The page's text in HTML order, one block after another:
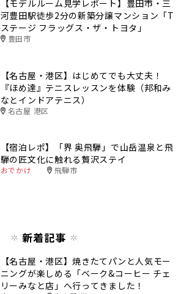
【モデルルーム見学レポート】豊田市・三
河豊田駅徒歩2分の新築分譲マンション「T
ステージ フラッグス・ザ・トヨタ」
豊田市
【名古屋・港区】はじめてでも大丈夫！
『ほめ達』テニスレッスンを体験（邦和み
なとインドアテニス）
名古屋 港区
【宿泊レポ】「界 奥飛騨」で山岳温泉と飛
騨の匠文化に触れる贅沢ステイ
おでかけ 飛騨市
新着記事
【名古屋・港区】焼きたてパンと人気モー
ニングが楽しめる「ベーク&コーヒー チェ
リーみなと店」へ行ってきました！